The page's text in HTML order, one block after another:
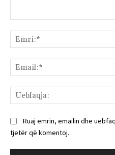
Ruaj emrin, emailin dhe
tjetër që komentoj.